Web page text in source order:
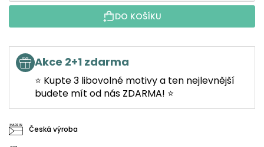
DO KOŠÍKU
Akce 2+1 zdarma
⭐ Kupte 3 libovolné motivy a ten nejlevnější
budete mít od nás ZDARMA! ⭐
Česká výroba